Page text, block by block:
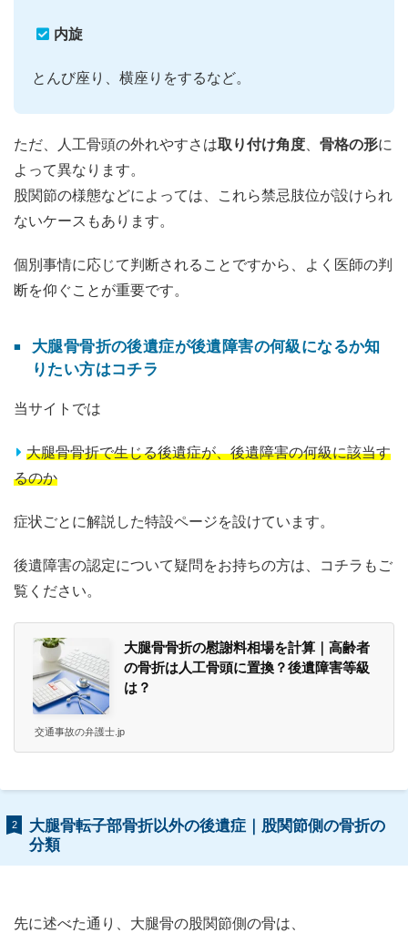
内旋
とんび座り、横座りをするなど。
ただ、人工骨頭の外れやすさは取り付け角度 骨格の形に
よって異なります。
股関節の様態などによっては、これら禁忌肢位が設けられ
ないケースもあります。
個別事情に応じて判断されることですから、よく医師の判
断を仰ぐことが重要です。
大腿骨骨折の後遺症が後遺障害の何級になるか知
りたい方はコチラ
当サイトでは
大腿骨骨折で生じる後遺症が、後遺障害の何級に該当す
るのか
症状ごとに解説した特設ページを設けています。
後遺障害の認定について疑問をお持ちの方は、コチラもご
覧ください。
大腿骨骨折の慰謝料相場を計算｜高齢者
の骨折は人工骨頭に置換？後遺障害等級
は？
交通事故の弁護士.jp
2
大腿骨転子部骨折以外の後遺症｜股関節側の骨折の
分類
先に述べた通り、大腿骨の股関節側の骨は、